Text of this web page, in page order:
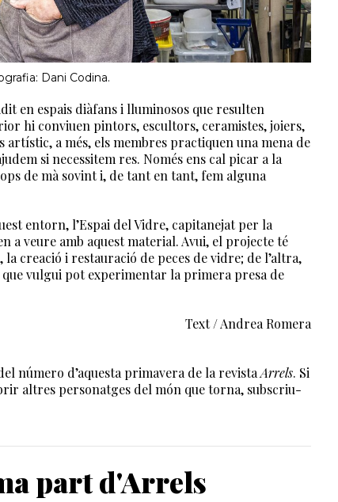
Dani Codina.
en espais diàfans i lluminosos que resulten
hi conviuen pintors, escultors, ceramistes, joiers,
a més, els membres practiquen una mena de
si necessitem res. Només ens cal picar a la
de mà sovint i, de tant en tant, fem alguna
entorn, l’Espai del Vidre, capitanejat per la
a veure amb aquest material. Avui, el projecte té
creació i restauració de peces de vidre; de l’altra,
vulgui pot experimentar la primera presa de
Text / Andrea Romera
número d’aquesta primavera de la revista Arrels. Si
altres personatges del món que torna, subscriu-
part d'Arrels